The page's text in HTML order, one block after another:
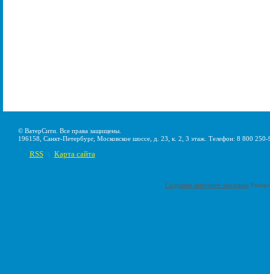
© ВатерСити. Все права защищены.
196158, Санкт-Петербург, Московское шоссе, д. 23, к. 2, 3 этаж. Телефон: 8 800
RSS Карта сайта
Создание интернет-магазина